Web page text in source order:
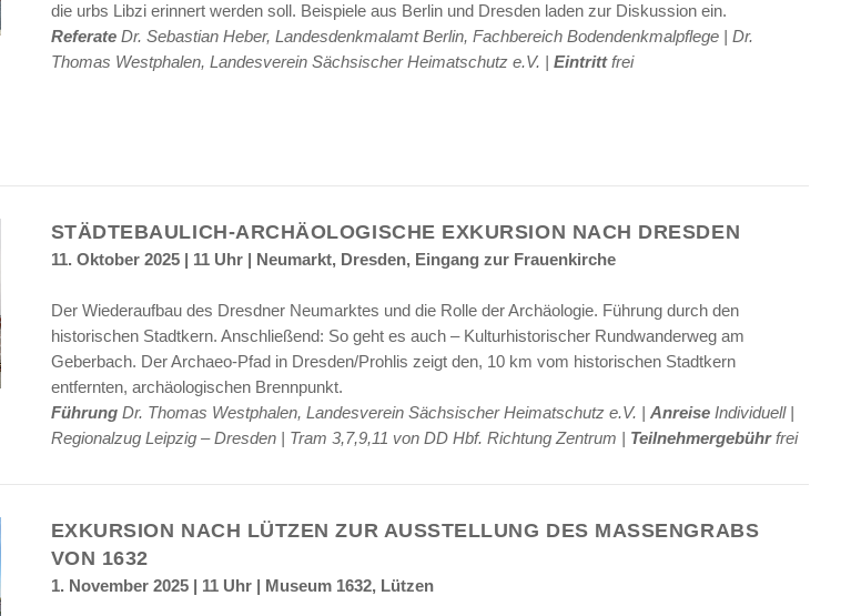
die urbs Libzi erinnert werden soll. Beispiele aus Berlin und Dresden laden zur Diskussion ein.
ReferateDr. Sebastian Heber, Landesdenkmalamt Berlin, Fachbereich Bodendenkmalpflege | Dr.
Thomas Westphalen, Landesverein Sächsischer Heimatschutz e.V. | Eintrittfrei
STÄDTEBAULICH-ARCHÄOLOGISCHE EXKURSION NACH DRESDEN
11. Oktober 2025 | 11 Uhr | Neumarkt, Dresden, Eingang zur Frauenkirche
Der Wiederaufbau des Dresdner Neumarktes und die Rolle der Archäologie. Führung durch den
historischen Stadtkern. Anschließend: So geht es auch – Kulturhistorischer Rundwanderweg am
Geberbach. Der Archaeo-Pfad in Dresden/Prohlis zeigt den, 10 km vom historischen Stadtkern
entfernten, archäologischen Brennpunkt.
FührungDr. Thomas Westphalen, Landesverein Sächsischer Heimatschutz e.V. | AnreiseIndividuell |
Regionalzug Leipzig – Dresden | Tram 3,7,9,11 von DD Hbf. Richtung Zentrum | Teilnehmergebührfrei
EXKURSION NACH LÜTZEN ZUR AUSSTELLUNG DES MASSENGRABS
VON 1632
1. November 2025 | 11 Uhr | Museum 1632, Lützen